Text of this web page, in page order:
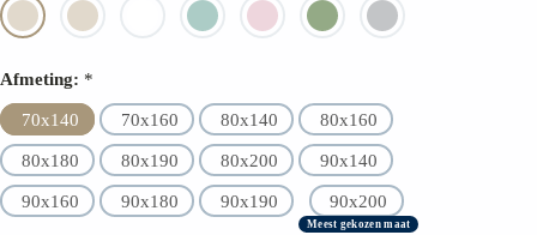
Hoogste materiaalkwaliteit
Afmeting: *
70x140 70x160 80x140 80x160
80x180 80x190 80x200 90x140
90x160 90x180 90x190 90x200
Meest gekozen maat